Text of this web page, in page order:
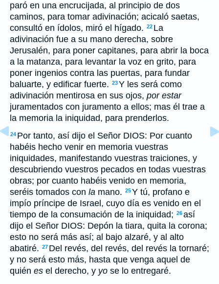
paró en una encrucijada, al principio de dos
caminos, para tomar adivinación; acicaló saetas,
consultó en ídolos, miró el hígado. 22 La
adivinación fue a su mano derecha, sobre
Jerusalén, para poner capitanes, para abrir la boca
a la matanza, para levantar la voz en grito, para
poner ingenios contra las puertas, para fundar
baluarte, y edificar fuerte. 23Y les será como
adivinación mentirosa en sus ojos, por estar
juramentados con juramento a ellos; mas él trae a
la memoria la iniquidad, para prenderlos.
24 Por tanto, así dijo el Señor DIOS: Por cuanto
habéis hecho venir en memoria vuestras
iniquidades, manifestando vuestras traiciones, y
descubriendo vuestros pecados en todas vuestras
obras; por cuanto habéis venido en memoria,
seréis tomados con la mano. 25Y tú, profano e
impío príncipe de Israel, cuyo día es venido en el
tiempo de la consumación de la iniquidad; 26así
dijo el Señor DIOS: Depón la tiara, quita la corona;
esto no será más así; al bajo alzaré, y al alto
abatiré. 27 Del revés, del revés, del revés la tornaré;
y no será esto más, hasta que venga aquel de
quién es el derecho, y yo se lo entregaré.